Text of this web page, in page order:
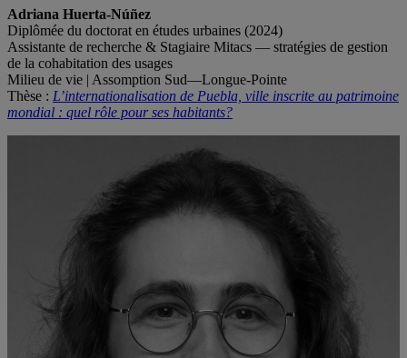
Adriana Huerta-Núñez
Diplômée du doctorat en études urbaines (2024)
Assistante de recherche & Stagiaire Mitacs — stratégies de gestion
de la cohabitation des usages
Milieu de vie | Assomption Sud—Longue-Pointe
Thèse : L’internationalisation de Puebla, ville inscrite au patrimoine
mondial : quel rôle pour ses habitants?